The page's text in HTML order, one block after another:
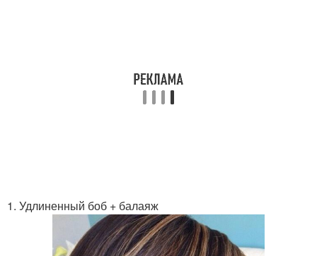
1. Удлиненный боб + балаяж